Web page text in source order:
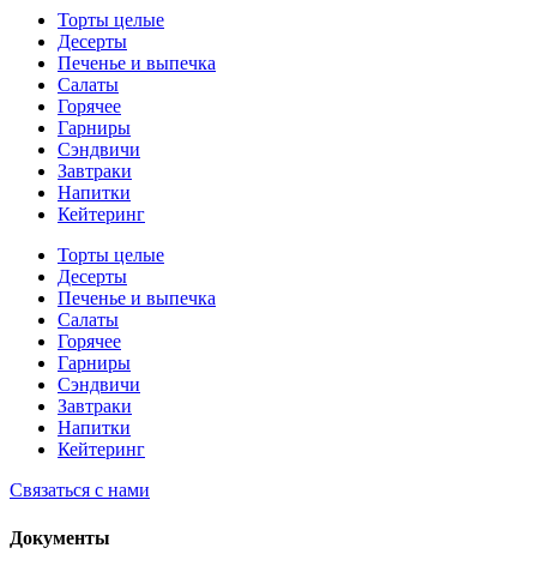
Торты целые
Десерты
Печенье и выпечка
Салаты
Горячее
Гарниры
Сэндвичи
Завтраки
Напитки
Кейтеринг
Торты целые
Десерты
Печенье и выпечка
Салаты
Горячее
Гарниры
Сэндвичи
Завтраки
Напитки
Кейтеринг
Связаться с нами
Документы